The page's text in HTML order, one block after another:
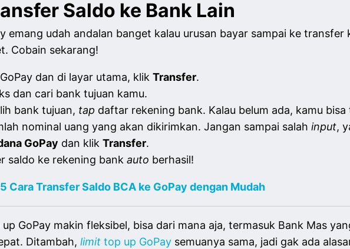
Saldo ke Bank Lain
emang udah andalan banget kalau urusan bayar sampai ke
Cobain sekarang!
dan di layar utama, klik Transfer.
dan cari bank tujuan kamu.
bank tujuan, tap daftar rekening bank. Kalau belum ada, kamu
nominal uang yang akan dikirimkan. Jangan sampai salah input,
GoPay dan klik Transfer.
saldo ke rekening bank auto berhasil!
5 Cara Transfer Saldo BCA ke GoPay dengan Mudah
GoPay makin fleksibel, bisa dari mana aja, termasuk Bank Mas
Ditambah, limit top up GoPaysemuanya sama, jadi gak ada